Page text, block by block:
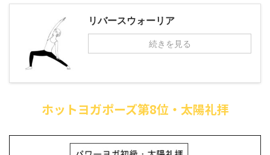
リバースウォーリア
続きを見る
ホットヨガポーズ第8位・太陽礼拝